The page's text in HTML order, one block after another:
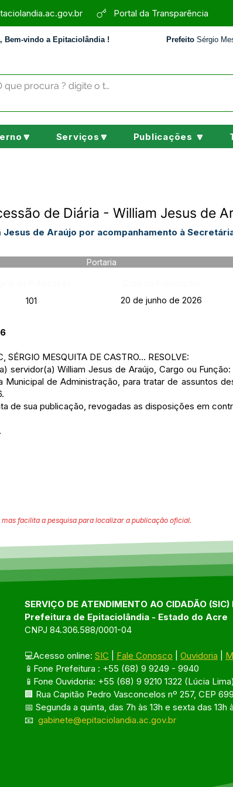
Portal da Transparência
Bem-vindo a Epitaciolândia ! Prefeito Sérgio
Serviços🔽 Publicações 🔽
de Diária - William Jesus de
de Araújo por acompanhamento à
Portaria
101 20 de junho de 2026
MESQUITA DE CASTRO... RESOLVE:
servidor(a) William Jesus de Araújo, Cargo ou
de Administração, para tratar de assuntos
de sua publicação, revogadas as disposições em
facilita a pesquisa para localizar a publicação oficial.
SERVIÇO DE ATENDIMENTO AO CIDADÃO (SIC)
Prefeitura de Epitaciolândia - Estado do Acre
CNPJ 84.306.588/0001-04
💻Acesso online: SIC Fale Conosco Ouvidoria
📱Fone Prefeitura : +55 (68) 9 9249 - 9940
📱Fone Ouvidoria: +55 (68) 9 9210 1322 (Lúcia Lima)
🏢 Rua Capitão Pedro Vasconcelos nº 257, CEP
📅 Segunda a quinta, das 7h às 13h e sexta das 13h
📧 gabinete@epitaciolandia.ac.gov.br